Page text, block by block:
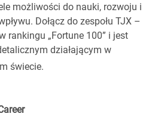
możliwości do nauki, rozwoju i
Dołącz do zespołu TJX –
rankingu „Fortune 100” i jest
działającym w
świecie.